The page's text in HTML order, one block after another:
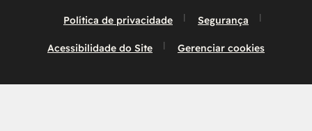
Política de privacidade Segurança
Acessibilidade do Site Gerenciar cookies